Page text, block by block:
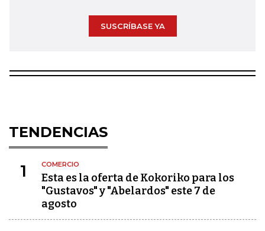
SUSCRÍBASE YA
TENDENCIAS
1 COMERCIO
Esta es la oferta de Kokoriko para los
"Gustavos" y "Abelardos" este 7 de
agosto